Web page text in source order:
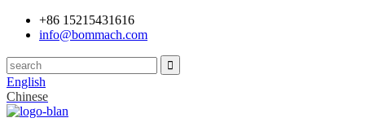
+86 15215431616
info@bommach.com
English
Chinese